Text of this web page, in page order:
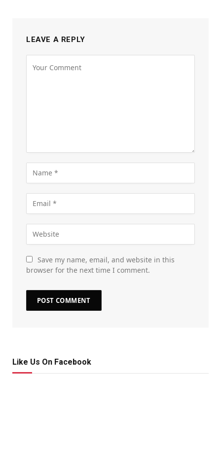
LEAVE A REPLY
Save my name, email, and website in this
browser for the next time I comment.
Like Us On Facebook